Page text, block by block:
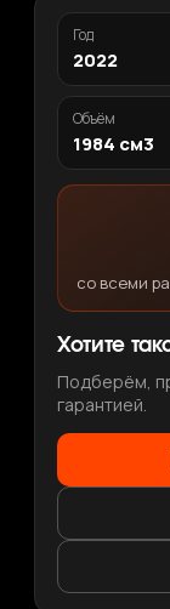
Год
2022
Объём
1984 см3
со всеми
Хотите
Подберём,
гарантией.